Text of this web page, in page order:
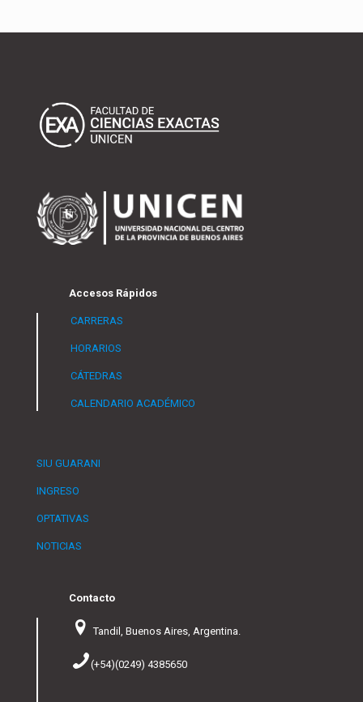
Accesos Rápidos
CARRERAS
HORARIOS
CÁTEDRAS
CALENDARIO ACADÉMICO
SIU GUARANI
INGRESO
OPTATIVAS
NOTICIAS
Contacto
Tandil, Buenos Aires, Argentina.
(+54)(0249) 4385650